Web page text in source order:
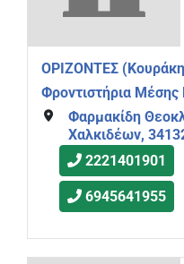
ΟΡΙΖΟΝΤΕΣ
Φροντιστήρια Μέσης
Φαρμακίδη
Χαλκιδέων,
2221401901
6945641955